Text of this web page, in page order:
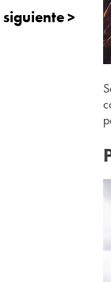
siguiente >